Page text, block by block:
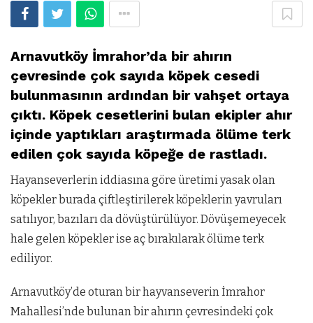
Arnavutköy İmrahor’da bir ahırın
çevresinde çok sayıda köpek cesedi
bulunmasının ardından bir vahşet ortaya
çıktı. Köpek cesetlerini bulan ekipler ahır
içinde yaptıkları araştırmada ölüme terk
edilen çok sayıda köpeğe de rastladı.
Hayanseverlerin iddiasına göre üretimi yasak olan
köpekler burada çiftleştirilerek köpeklerin yavruları
satılıyor, bazıları da dövüştürülüyor. Dövüşemeyecek
hale gelen köpekler ise aç bırakılarak ölüme terk
ediliyor.
Arnavutköy’de oturan bir hayvanseverin İmrahor
Mahallesi’nde bulunan bir ahırın çevresindeki çok